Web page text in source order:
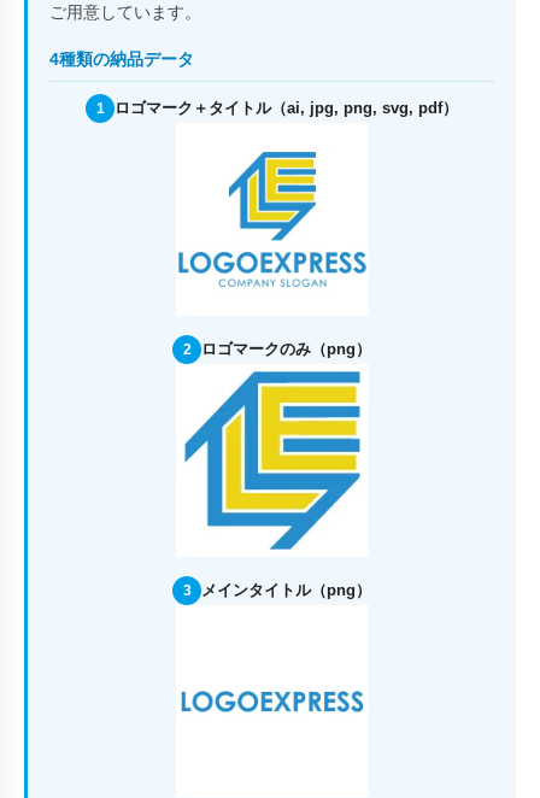
ご用意しています。
4種類の納品データ
1 ロゴマーク＋タイトル（ai, jpg, png, svg, pdf）
2 ロゴマークのみ（png）
3 メインタイトル（png）